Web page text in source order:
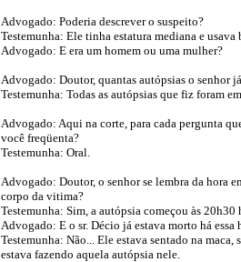
Advogado: Poderia descrever o suspeito?
Testemunha: Ele tinha estatura mediana e usava
Advogado: E era um homem ou uma mulher?
Advogado: Doutor, quantas autópsias o senhor
Testemunha: Todas as autópsias que fiz foram
Advogado: Aqui na corte, para cada pergunta
você freqüenta?
Testemunha: Oral.
Advogado: Doutor, o senhor se lembra da hora
corpo da vitima?
Testemunha: Sim, a autópsia começou às 20h30
Advogado: E o sr. Décio já estava morto há essa
Testemunha: Não... Ele estava sentado na maca,
estava fazendo aquela autópsia nele.